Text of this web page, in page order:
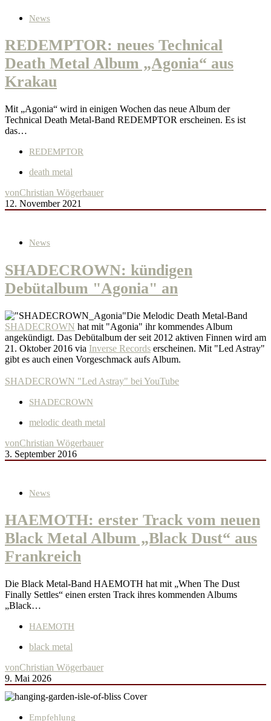
News
REDEMPTOR: neues Technical
Death Metal Album „Agonia“ aus
Krakau
Mit „Agonia“ wird in einigen Wochen das neue Album der
Technical Death Metal-Band REDEMPTOR erscheinen. Es ist
das…
REDEMPTOR
death metal
vonChristian Wögerbauer
12. November 2021
News
SHADECROWN: kündigen
Debütalbum "Agonia" an
Die Melodic Death Metal-Band
SHADECROWN hat mit "Agonia" ihr kommendes Album
angekündigt. Das Debütalbum der seit 2012 aktiven Finnen wird am
21. Oktober 2016 via Inverse Records erscheinen. Mit "Led Astray"
gibt es auch einen Vorgeschmack aufs Album.
SHADECROWN "Led Astray" bei YouTube
SHADECROWN
melodic death metal
vonChristian Wögerbauer
3. September 2016
News
HAEMOTH: erster Track vom neuen
Black Metal Album „Black Dust“ aus
Frankreich
Die Black Metal-Band HAEMOTH hat mit „When The Dust
Finally Settles“ einen ersten Track ihres kommenden Albums
„Black…
HAEMOTH
black metal
vonChristian Wögerbauer
9. Mai 2026
Empfehlung